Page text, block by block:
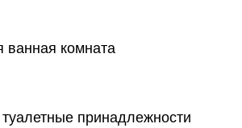
ванная комната
принадлежности